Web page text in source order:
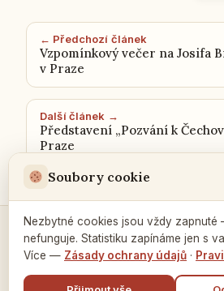
← Předchozí článek
Vzpomínkový večer na Josifa
v Praze
Další článek →
Představení „Pozvání k
Praze
Kontakty a
Soubory cookie
Nezbytné cookies jsou vždy
nefunguje. Statistiku zapínáme jen s
Více — Zásady ochrany údajů ·